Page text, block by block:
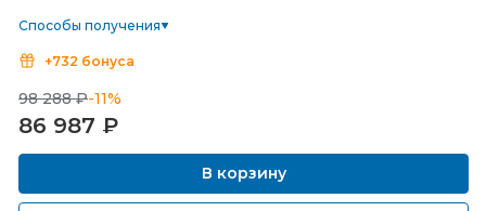
Способы получения
+732 бонуса
98 288 ₽-11%
86 987 ₽
В корзину